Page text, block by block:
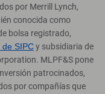
por Merrill Lynch,
conocida como
bolsa registrado,
de SIPCy subsidiaria de
MLPF&S pone
patrocinados,
por compañías que